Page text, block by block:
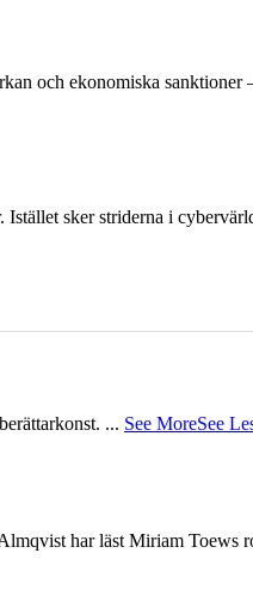
och ekonomiska sanktioner
sker striderna i
... See MoreSee
har läst Miriam Toews